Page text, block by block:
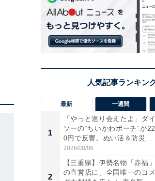
最新 一週間
1
「やっと巡り会えたよ」ダイ
ソーの“ちいかわポーチ”が22
0円で反響。ぬい活＆防災...
2026/08/06
2
【三重県】伊勢名物「赤福」
の直営店に、全国唯一のコメ